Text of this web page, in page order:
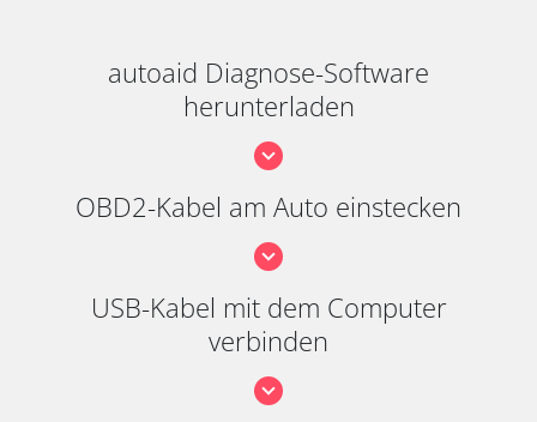
autoaid Diagnose-Software
herunterladen
OBD2-Kabel am Auto einstecken
USB-Kabel mit dem Computer
verbinden